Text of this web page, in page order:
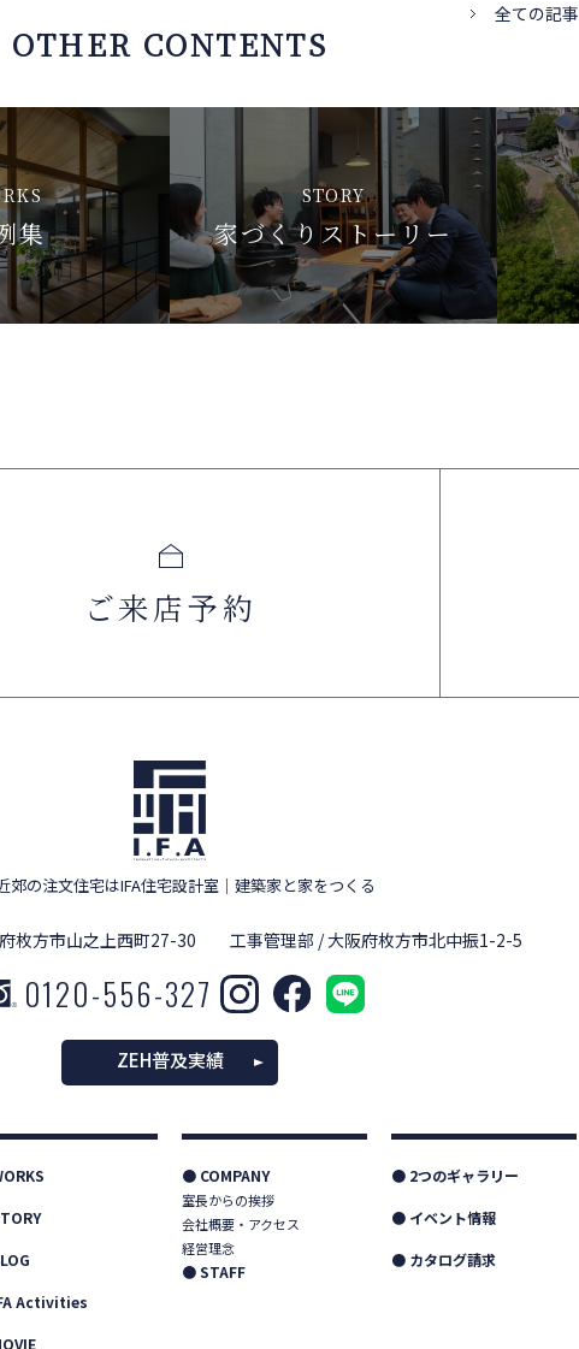
全ての記事
OTHER CONTENTS
集
STORY
家づくりストーリー
ご来店予約
郊の注文住宅はIFA住宅設計室 ｜ 建築家と家をつくる
枚方市山之上西町27-30 工事管理部 / 大阪府枚方市北中振1-2-5
0120-556-327
ZEH普及実績
Activities
● COMPANY
室長からの挨拶
会社概要・アクセス
経営理念
● STAFF
● 2つのギャラリー
● イベント情報
● カタログ請求